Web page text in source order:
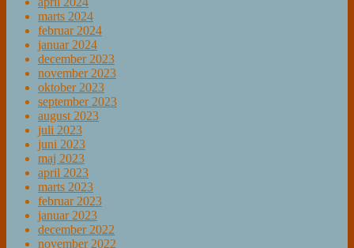
marts 2024
februar 2024
januar 2024
december 2023
november 2023
oktober 2023
september 2023
august 2023
juli 2023
juni 2023
maj 2023
april 2023
marts 2023
februar 2023
januar 2023
december 2022
november 2022